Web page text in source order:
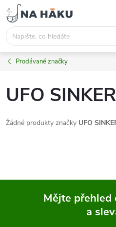
Přejít
na
obsah
Prodávané značky
UFO SINKER
Žádné produkty značky UFO
Mějte přehled
a